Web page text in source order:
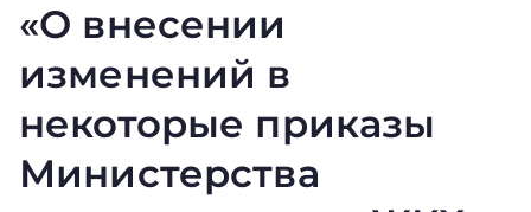
«О внесении
изменений в
некоторые приказы
Министерства